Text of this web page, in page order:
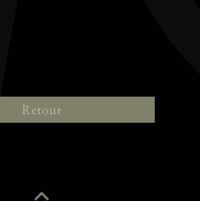
Retour